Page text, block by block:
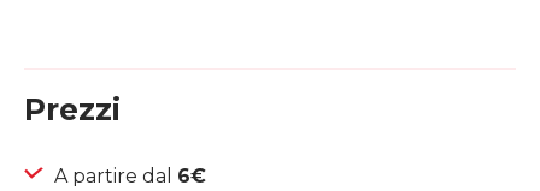
Prezzi
A partire dal 6€